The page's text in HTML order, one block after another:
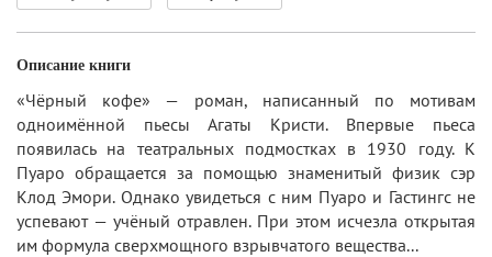
Описание книги
«Чёрный кофе» — роман, написанный по мотивам
одноимённой пьесы Агаты Кристи. Впервые пьеса
появилась на театральных подмостках в 1930 году. К
Пуаро обращается за помощью знаменитый физик сэр
Клод Эмори. Однако увидеться с ним Пуаро и Гастингс не
успевают — учёный отравлен. При этом исчезла открытая
им формула сверхмощного взрывчатого вещества...